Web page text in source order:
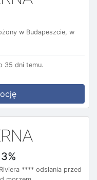
w Budapeszcie, w
35 dni temu.
**** odsłania przed